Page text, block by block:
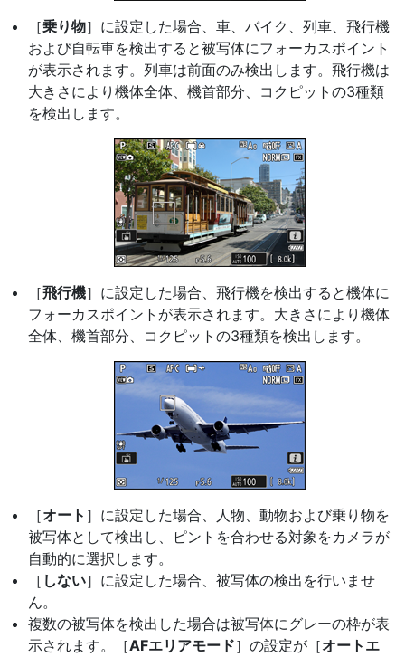
［乗り物］に設定した場合、車、バイク、列車、飛行機
および自転車を検出すると被写体にフォーカスポイント
が表示されます。列車は前面のみ検出します。飛行機は
大きさにより機体全体、機首部分、コクピットの3種類
を検出します。
［飛行機］に設定した場合、飛行機を検出すると機体に
フォーカスポイントが表示されます。大きさにより機体
全体、機首部分、コクピットの3種類を検出します。
［オート ］に設定した場合、人物、動物および乗り物を
被写体として検出し、ピントを合わせる対象をカメラが
自動的に選択します。
［ しない］に設定した場合、被写体の検出を行いませ
ん。
複数の被写体を検出した場合は被写体にグレーの枠が表
示されます。［AFエリアモード］の設定が［オートエ